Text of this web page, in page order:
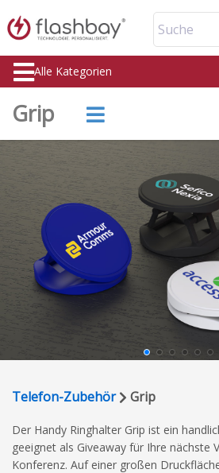
Suche
Alle Kategorien
Grip
Telefon-Zubehör Grip
Der Handy Ringhalter Grip ist ein
geeignet als Giveaway für Ihre nächste
Konferenz. Auf einer großen